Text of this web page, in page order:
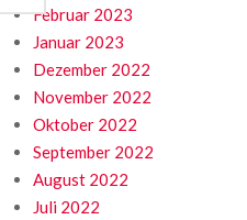
Februar 2023
Januar 2023
Dezember 2022
November 2022
Oktober 2022
September 2022
August 2022
Juli 2022